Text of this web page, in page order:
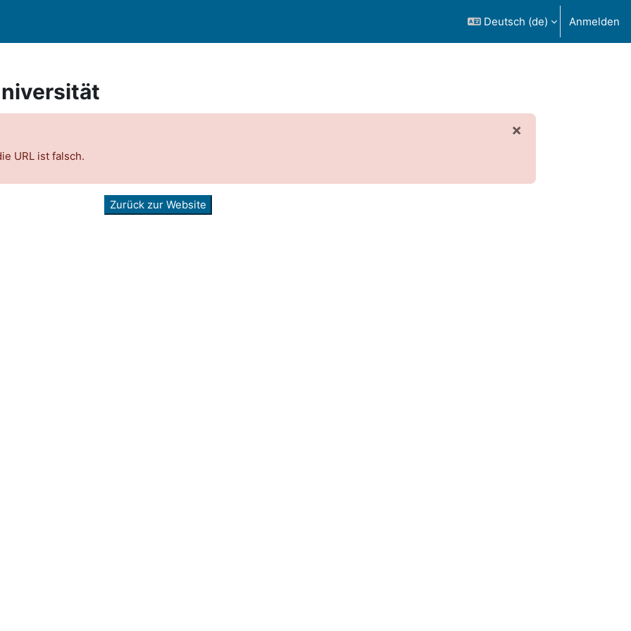
Deutsch ‎(de)‎ Anmelden
URL ist falsch.
×
Zurück zur Website